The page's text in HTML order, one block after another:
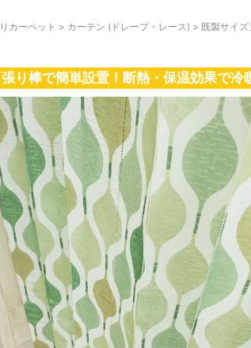
カーペット > カーテン (ドレープ・レース) > 既製サイ
り棒で簡単設置！断熱・保温効果で